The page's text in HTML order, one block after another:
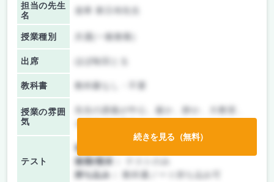
担当の先生
名
授業種別 共通(一般教養)
出席 ほぼ毎回とる
教科書 教科書なし・不要
授業の雰囲
気
先生の講義が中心、厳か、静か、大教室、
テスト
前期/中間：
後期/期末：
持ち込み：
教科書ノート持ち込み可
続きを見る（無料）